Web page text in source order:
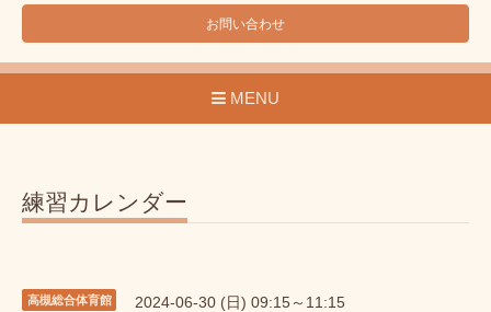
お問い合わせ
MENU
練習カレンダー
高槻総合体育館 2024-06-30 (日) 09:15～11:15